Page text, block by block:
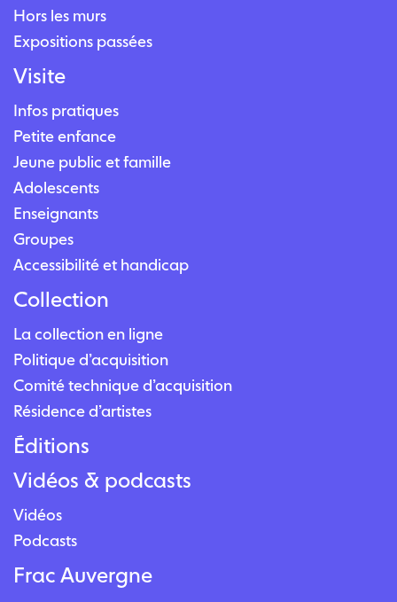
Hors les murs
Expositions passées
Visite
Infos pratiques
Petite enfance
Jeune public et famille
Adolescents
Enseignants
Groupes
Accessibilité et handicap
Collection
La collection en ligne
Politique d’acquisition
Comité technique d’acquisition
Résidence d’artistes
Éditions
Vidéos & podcasts
Vidéos
Podcasts
Frac Auvergne